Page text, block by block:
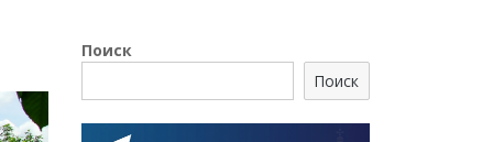
Поиск
Поиск